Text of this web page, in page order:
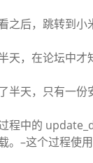
之后，跳转到小
天，在论坛中才
半天，只有一份
程中的
。–这个过程使用